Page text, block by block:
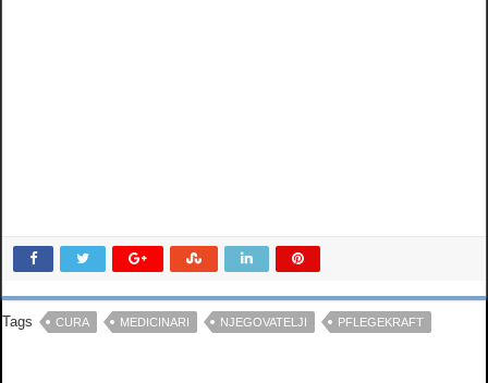
Tags CURA MEDICINARI NJEGOVATELJI PFLEGEKRAFT